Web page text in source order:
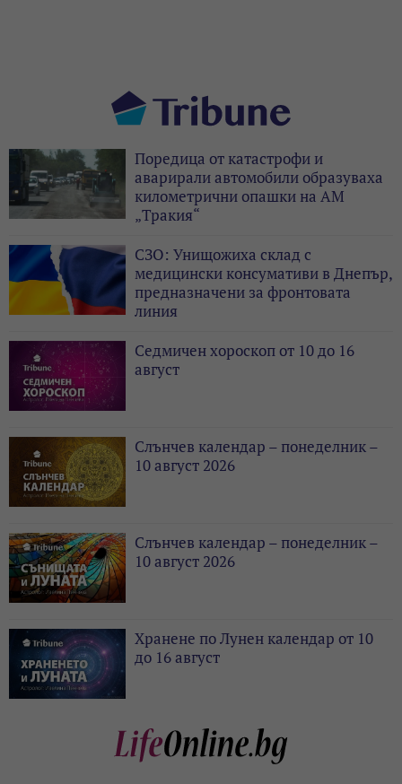
Поредица от катастрофи и
аварирали автомобили образуваха
километрични опашки на АМ
„Тракия“
СЗО: Унищожиха склад с
медицински консумативи в Днепър,
предназначени за фронтовата
линия
Седмичен хороскоп от 10 до 16
август
Слънчев календар – понеделник –
10 август 2026
Слънчев календар – понеделник –
10 август 2026
Хранене по Лунен календар от 10
до 16 август